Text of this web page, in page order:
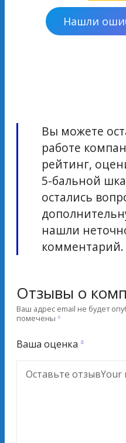
Нашли
Вы можете
работе
рейтинг,
5-бальной
остались
нашли
комментарий.
Отзывы о
Ваш адрес email не будет
помечены
Ваша оценка
Оставьте отзывYour